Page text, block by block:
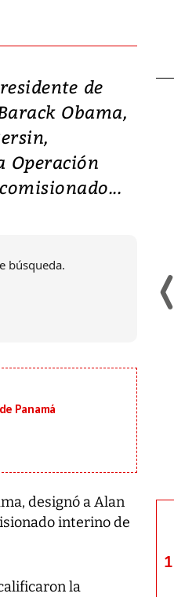
de
Obama,
Operación
búsqueda.
Panamá
designó a Alan
interino de
la
lanza su
con
de inversión
educación y
y escuetas
este domingo su
1